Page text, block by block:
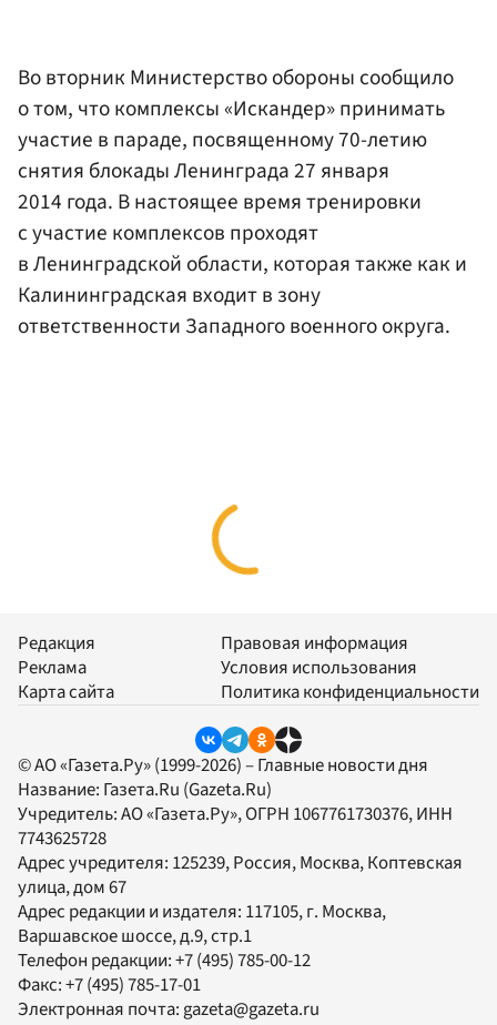
Во вторник Министерство обороны сообщило
о том, что комплексы «Искандер» принимать
участие в параде, посвященному 70-летию
снятия блокады Ленинграда 27 января
2014 года. В настоящее время тренировки
с участие комплексов проходят
в Ленинградской области, которая также как и
Калининградская входит в зону
ответственности Западного военного округа.
Редакция
Реклама
Карта сайта
Правовая информация
Условия использования
Политика конфиденциальности
© АО «Газета.Ру» (1999-2026) – Главные новости дня
Название: Газета.Ru (Gazeta.Ru)
Учредитель:АО «Газета.Ру», ОГРН 1067761730376, ИНН
7743625728
Адрес учредителя: 125239, Россия, Москва, Коптевская
улица, дом 67
Адрес редакции и издателя: 117105, г. Москва,
Варшавское шоссе, д.9, стр.1
Телефон редакции:+7 (495) 785-00-12
Факс:+7 (495) 785-17-01
Электронная почта:gazeta@gazeta.ru